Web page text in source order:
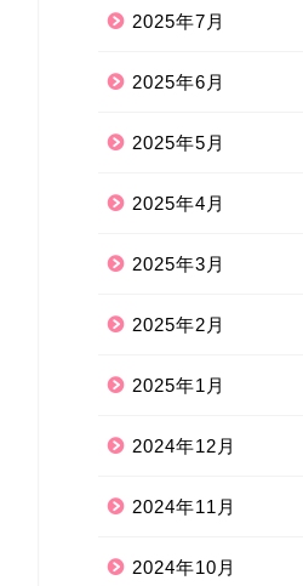
2025年7月
2025年6月
2025年5月
2025年4月
2025年3月
2025年2月
2025年1月
2024年12月
2024年11月
2024年10月